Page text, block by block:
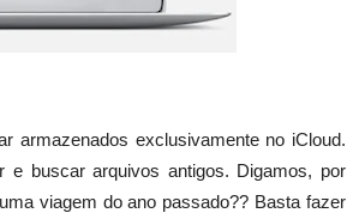
armazenados exclusivamente no iCloud.
buscar arquivos antigos. Digamos, por
viagem do ano passado?? Basta fazer